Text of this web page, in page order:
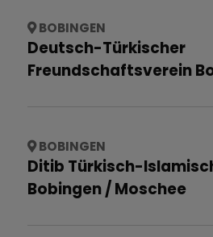
BOBINGEN
Deutsch-Türkischer
Freundschaftsverein
BOBINGEN
Ditib Türkisch-
Bobingen / Moschee